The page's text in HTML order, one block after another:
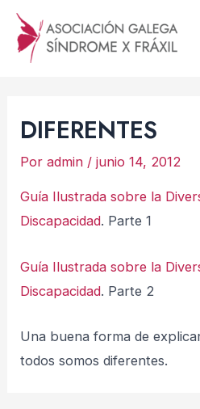
contenido
DIFERENTES
Poradmin /junio 14, 2012
Guía Ilustrada sobre la
Discapacidad. Parte 1
Guía Ilustrada sobre la
Discapacidad. Parte 2
Una buena forma de
todos somos diferentes.